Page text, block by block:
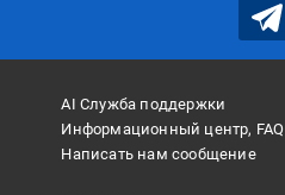
AI Служба поддержки
Информационный центр, FAQ
Написать нам сообщение